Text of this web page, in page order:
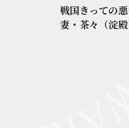
戦国きっての
妻・茶々（淀